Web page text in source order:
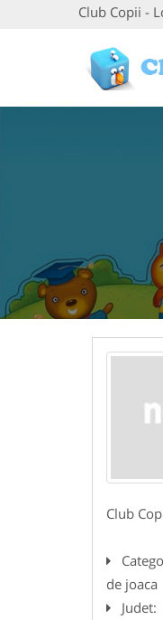
Club Copii -
Club
de joaca
Judet: